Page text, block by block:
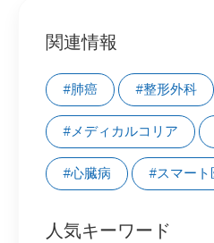
関連情報
#肺癌 #整形外科
#メディカルコリア
#心臓病 #スマート
人気キーワード